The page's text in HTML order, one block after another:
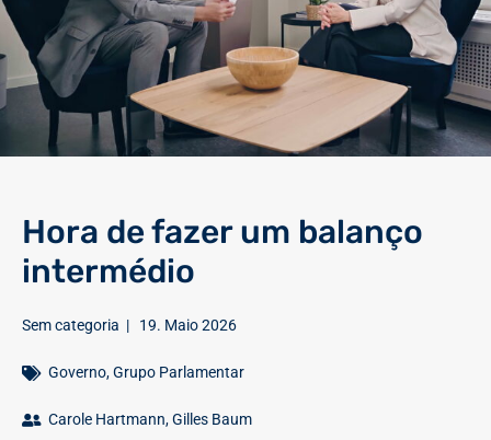
Hora de fazer um balanço
intermédio
Sem categoria | 19. Maio 2026
Governo,Grupo Parlamentar
Carole Hartmann,Gilles Baum